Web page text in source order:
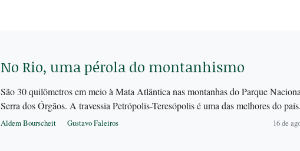
No Rio, uma pérola do montanhismo
São 30 quilômetros em meio à Mata Atlântica nas montanhas do Parque
Serra dos Órgãos. A travessia Petrópolis-Teresópolis é uma das melhores do país.
Aldem Bourscheit Gustavo Faleiros 16 de